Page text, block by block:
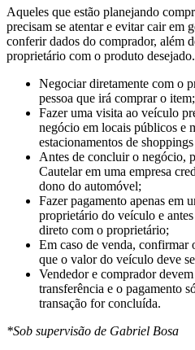
Aqueles que estão planejando
precisam se atentar e evitar cair em
conferir dados do comprador, além
proprietário com o produto desejado.
Negociar diretamente com o
pessoa que irá comprar o item;
Fazer uma visita ao veículo
negócio em locais públicos e
estacionamentos de
Antes de concluir o negócio,
Cautelar em uma empresa
dono do automóvel;
Fazer pagamento apenas em
proprietário do veículo e
direto com o proprietário;
Em caso de venda, confirmar
que o valor do veículo deve
Vendedor e comprador
transferência e o pagamento
transação for concluída.
*Sob supervisão de Gabriel Bosa